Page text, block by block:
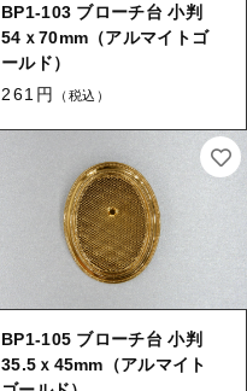
BP1-103 ブローチ台 小判
54ｘ70mm（アルマイトゴ
ールド）
261円
（税込）
BP1-105 ブローチ台 小判
35.5ｘ45mm（アルマイト